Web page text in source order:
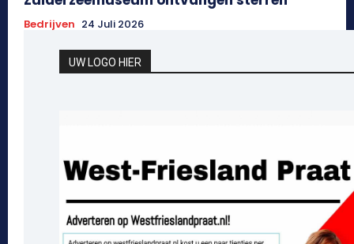
Bedrijven 24 Juli 2026
UW LOGO HIER